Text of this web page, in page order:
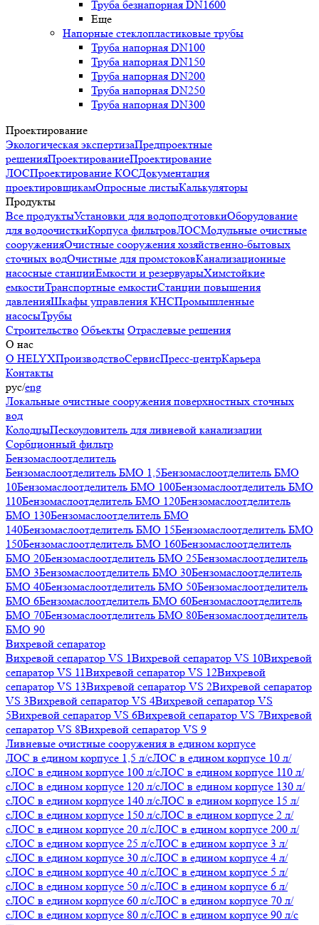
Труба безнапорная DN1600
Еще
Напорные стеклопластиковые трубы
Труба напорная DN100
Труба напорная DN150
Труба напорная DN200
Труба напорная DN250
Труба напорная DN300
Проектирование
Экологическая экспертизаПредпроектные
решенияПроектированиеПроектирование
ЛОСПроектирование КОСДокументация
проектировщикамОпросные листыКалькуляторы
Продукты
Все продуктыУстановки для водоподготовкиОборудование
для водоочисткиКорпуса фильтровЛОСМодульные очистные
сооруженияОчистные сооружения хозяйственно-бытовых
сточных водОчистные для промстоковКанализационные
насосные станцииЕмкости и резервуарыХимстойкие
емкостиТранспортные емкостиСтанции повышения
давленияШкафы управления КНСПромышленные
насосыТрубы
Строительство Объекты Отраслевые решения
О нас
О HELYXПроизводствоСервисПресс-центрКарьера
Контакты
рус/eng
Локальные очистные сооружения поверхностных сточных
вод
КолодцыПескоуловитель для ливневой канализации
Сорбционный фильтр
Бензомаслоотделитель
Бензомаслоотделитель БМО 1,5Бензомаслоотделитель БМО
10Бензомаслоотделитель БМО 100Бензомаслоотделитель БМО
110Бензомаслоотделитель БМО 120Бензомаслоотделитель
БМО 130Бензомаслоотделитель БМО
140Бензомаслоотделитель БМО 15Бензомаслоотделитель БМО
150Бензомаслоотделитель БМО 160Бензомаслоотделитель
БМО 20Бензомаслоотделитель БМО 25Бензомаслоотделитель
БМО 3Бензомаслоотделитель БМО 30Бензомаслоотделитель
БМО 40Бензомаслоотделитель БМО 50Бензомаслоотделитель
БМО 6Бензомаслоотделитель БМО 60Бензомаслоотделитель
БМО 70Бензомаслоотделитель БМО 80Бензомаслоотделитель
БМО 90
Вихревой сепаратор
Вихревой сепаратор VS 1Вихревой сепаратор VS 10Вихревой
сепаратор VS 11Вихревой сепаратор VS 12Вихревой
сепаратор VS 13Вихревой сепаратор VS 2Вихревой сепаратор
VS 3Вихревой сепаратор VS 4Вихревой сепаратор VS
5Вихревой сепаратор VS 6Вихревой сепаратор VS 7Вихревой
сепаратор VS 8Вихревой сепаратор VS 9
Ливневые очистные сооружения в едином корпусе
ЛОС в едином корпусе 1,5 л/сЛОС в едином корпусе 10 л/
сЛОС в едином корпусе 100 л/сЛОС в едином корпусе 110 л/
сЛОС в едином корпусе 120 л/сЛОС в едином корпусе 130 л/
сЛОС в едином корпусе 140 л/сЛОС в едином корпусе 15 л/
сЛОС в едином корпусе 150 л/сЛОС в едином корпусе 2 л/
сЛОС в едином корпусе 20 л/сЛОС в едином корпусе 200 л/
сЛОС в едином корпусе 25 л/сЛОС в едином корпусе 3 л/
сЛОС в едином корпусе 30 л/сЛОС в едином корпусе 4 л/
сЛОС в едином корпусе 40 л/сЛОС в едином корпусе 5 л/
сЛОС в едином корпусе 50 л/сЛОС в едином корпусе 6 л/
сЛОС в едином корпусе 60 л/сЛОС в едином корпусе 70 л/
сЛОС в едином корпусе 80 л/сЛОС в едином корпусе 90 л/с